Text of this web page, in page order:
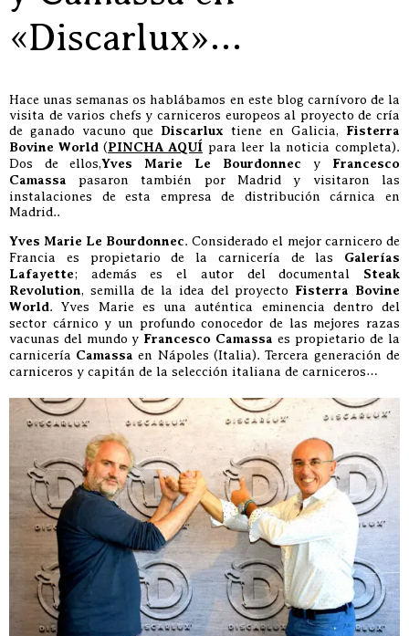
«Discarlux»…
Hace unas semanas os hablábamos en este blog carnívoro de la
visita de varios chefs y carniceros europeos al proyecto de cría
de ganado vacuno que Discarlux tiene en Galicia, Fisterra
Bovine World (PINCHA AQUÍ para leer la noticia completa).
Dos de ellos,Yves Marie Le Bourdonnec y Francesco
Camassa pasaron también por Madrid y visitaron las
instalaciones de esta empresa de distribución cárnica en
Madrid..
Yves Marie Le Bourdonnec. Considerado el mejor carnicero de
Francia es propietario de la carnicería de las Galerías
Lafayette; además es el autor del documental Steak
Revolution, semilla de la idea del proyecto Fisterra Bovine
World. Yves Marie es una auténtica eminencia dentro del
sector cárnico y un profundo conocedor de las mejores razas
vacunas del mundo y Francesco Camassa es propietario de la
carnicería Camassa en Nápoles (Italia). Tercera generación de
carniceros y capitán de la selección italiana de carniceros…